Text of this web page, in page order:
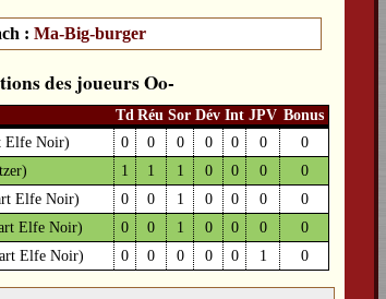
: Ma-Big-burger
des joueurs
Td Réu Sor Dév Int JPV Bonus
Elfe Noir) 0 0 0 0 0 0
0
1 1 1 0 0 0
0
Elfe Noir) 0 0 1 0 0 0
0
Elfe Noir) 0 0 1 0 0 0
0
Elfe Noir) 0 0 0 0 0 1 0